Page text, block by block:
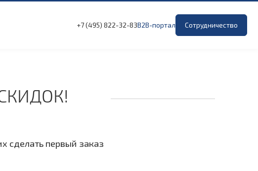
+7 (495) 822-32-83B2B-портал Сотрудничество
сделать первый заказ